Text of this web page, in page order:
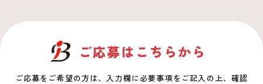
ご応募はこちらから
ご応募をご希望の方は、入力欄に必要事項をご記入の上、確認